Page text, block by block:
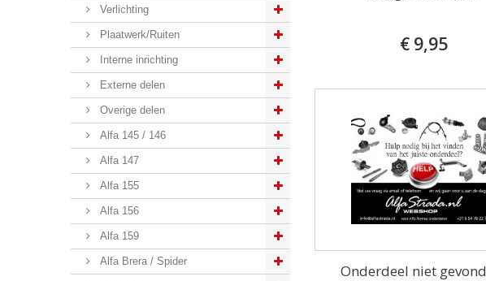
Verlichting
Plaatwerk/Ruiten
Interne inrichting
Externe delen
Overige delen
Alfa 145 / 146
Alfa 147
Alfa 155
Alfa 156
Alfa 159
Alfa Brera / Spider
€ 9,95
Onderdeel niet